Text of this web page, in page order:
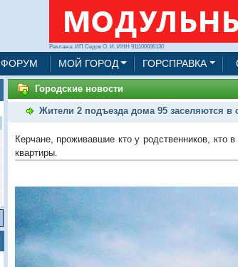
Реклама: ИП Седов О. И. ИНН 911100036130
ФОРУМ МОЙ ГОРОД ГОРСПРАВКА
Городские новости
Жители 2 подъезда дома 95 заселяются в
Керчане, проживавшие кто у родственников, кто
квартиры.